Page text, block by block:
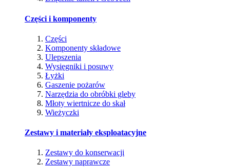
Części i komponenty
Części
Komponenty składowe
Ulepszenia
Wysięgniki i posuwy
Łyżki
Gaszenie pożarów
Narzędzia do obróbki gleby
Młoty wiertnicze do skał
Wieżyczki
Zestawy i materiały eksploatacyjne
Zestawy do konserwacji
Zestawy naprawcze